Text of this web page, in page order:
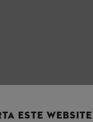
ESTE WEBSITE